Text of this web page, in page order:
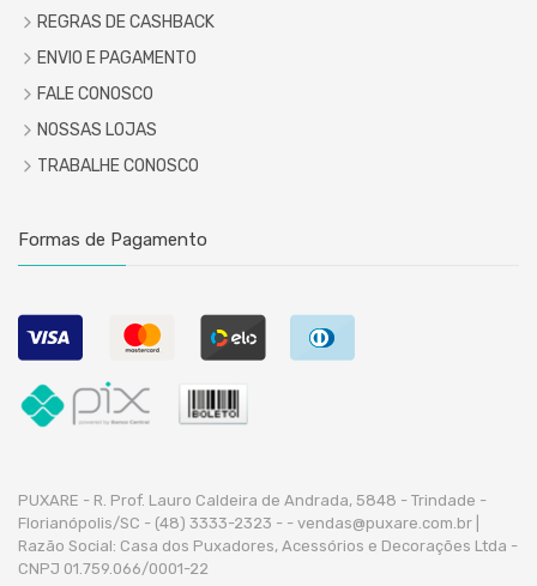
REGRAS DE CASHBACK
ENVIO E PAGAMENTO
FALE CONOSCO
NOSSAS LOJAS
TRABALHE CONOSCO
Formas de Pagamento
PUXARE - R. Prof. Lauro Caldeira de Andrada, 5848 - Trindade -
Florianópolis/SC - (48) 3333-2323 - - vendas@puxare.com.br |
Razão Social: Casa dos Puxadores, Acessórios e Decorações Ltda -
CNPJ 01.759.066/0001-22